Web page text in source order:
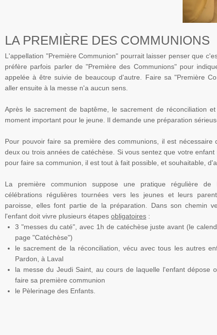
LA PREMIÈRE DES COMMUNIONS
L'appellation "Première Communion" pourrait laisser penser que
préfère parfois parler de "Première des Communions" pour
appelée à être suivie de beaucoup d'autre. Faire sa "Première
aller ensuite à la messe n'a aucun sens.
Après le sacrement de baptême, le sacrement de réconciliation
moment important pour le jeune. Il demande une préparation
Pour pouvoir faire sa première des communions, il est
deux ou trois années decatéchèse . Si vous sentez que votre
pour faire sa communion, il est tout à fait possible, et souhaitable,
La première communion suppose une pratique régulière de
célébrations régulières tournées vers les jeunes et leurs
paroisse, elles font partie de la préparation. Dans son chemin
l'enfant doit vivre plusieurs étapes obligatoires :
3 "messes du caté", avec 1h de catéchèse juste avant (le
page "Catéchèse")
le sacrement de la réconciliation, vécu avec tous les autres
Pardon, à Laval
la messe du Jeudi Saint, au cours de laquelle l'enfant dépose
faire sa première communion
le Pèlerinage des Enfants.